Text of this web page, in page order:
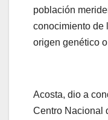
población
conocimiento de
origen genético
Acosta, dio a
Centro Nacional